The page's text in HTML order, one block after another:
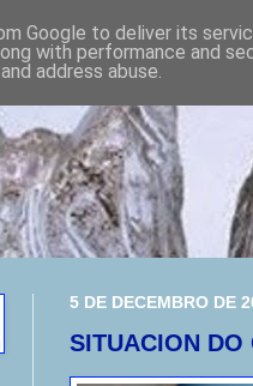
5 DE DECEMBRO DE
SITUACION DO
Google to deliver its
with performance and
address abuse.